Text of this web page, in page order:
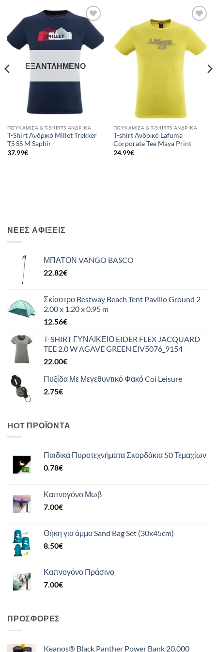
Add to
wishlist
ΕΞΑΝΤΛΗΜΈΝΟ
ΠΟΥΚΆΜΙΣΑ & T-SHIRTS ΑΝΔΡΙΚΆ
T-Shirt Ανδρικό Millet Trekker
TS SS M Saphir
37.99€
Add to
wishlist
ΠΟΥΚΆΜΙΣΑ & T-SHIRTS ΑΝΔΡΙΚΆ
T-shirt Ανδρικό Lafuma
Corporate Tee Maya Print
24.99€
ΝΈΕΣ ΑΦΊΞΕΙΣ
ΜΠΑΤΟΝ VANGO BASCO
22.82€
Σκίαστρο Bestway Beach Tent Pavillo Ground 2
2.00 x 1.20 x 0.95 m
12.56€
T-SHIRT ΓΥΝΑΙΚΕΙΟ EIDER FLEX JACQUARD
TEE 2.0 W AGAVE GREEN EIV5076_9154
22.00€
Πυξίδα Με Μεγεθυντικό Φακό Coi Leisure
2.75€
HOT ΠΡΟΪΌΝΤΑ
Παιδικά Πυροτεχνήματα Σκορδάκια 50 Τεμαχίων
0.78€
Καπνογόνο Μωβ
7.00€
Θήκη για άμμο Sand Bag Set (30x45cm)
8.50€
Καπνογόνο Πράσινο
7.00€
ΠΡΟΣΦΟΡΈΣ
Keanos® Black Panther Power Bank 20.000